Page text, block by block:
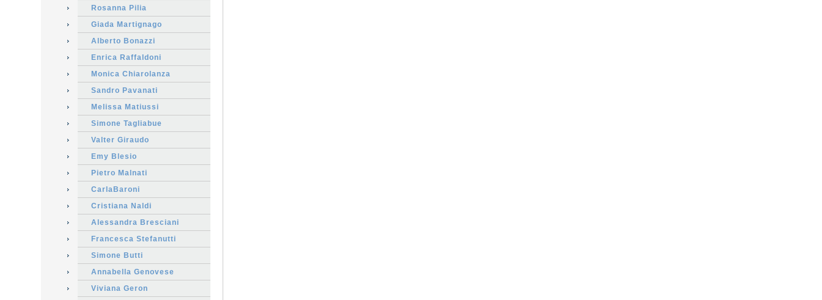
Rosanna Pilia
Giada Martignago
Alberto Bonazzi
Enrica Raffaldoni
Monica Chiarolanza
Sandro Pavanati
Melissa Matiussi
Simone Tagliabue
Valter Giraudo
Emy Blesio
Pietro Malnati
CarlaBaroni
Cristiana Naldi
Alessandra Bresciani
Francesca Stefanutti
Simone Butti
Annabella Genovese
Viviana Geron